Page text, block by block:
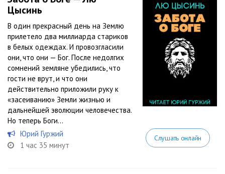
Цысинь
В один прекрасный день на Землю
прилетело два миллиарда стариков
в белых одеждах. И провозгласили
они, что они — Бог. После недолгих
сомнений земляне убедились, что
гости не врут, и что они
действительно приложили руку к
«засеиванию» Земли жизнью и
дальнейшей эволюции человечества.
Но теперь Боги...
Юрий Гуржий
1 час 35 минут
Слушать онлайн